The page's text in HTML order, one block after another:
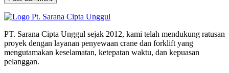
PT. Sarana Cipta Unggul sejak 2012, kami telah mendukung ratusan
proyek dengan layanan penyewaan crane dan forklift yang
mengutamakan keselamatan, ketepatan waktu, dan kepuasan
pelanggan.